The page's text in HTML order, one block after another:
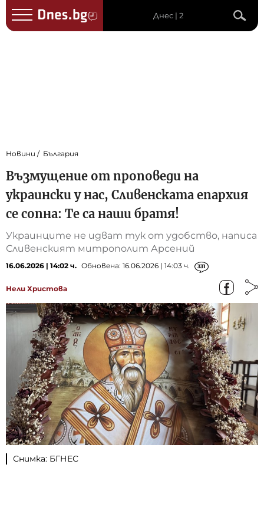
Днес | 2
Новини България
Възмущение от проповеди на
украински у нас, Сливенската епархия
се сопна: Те са наши братя!
Украинците не идват тук от удобство, написа
Сливенският митрополит Арсений
16.06.2026 | 14:02 ч. Обновена: 16.06.2026 | 14:03 ч. 331
Нели Христова
Снимка: БГНЕС